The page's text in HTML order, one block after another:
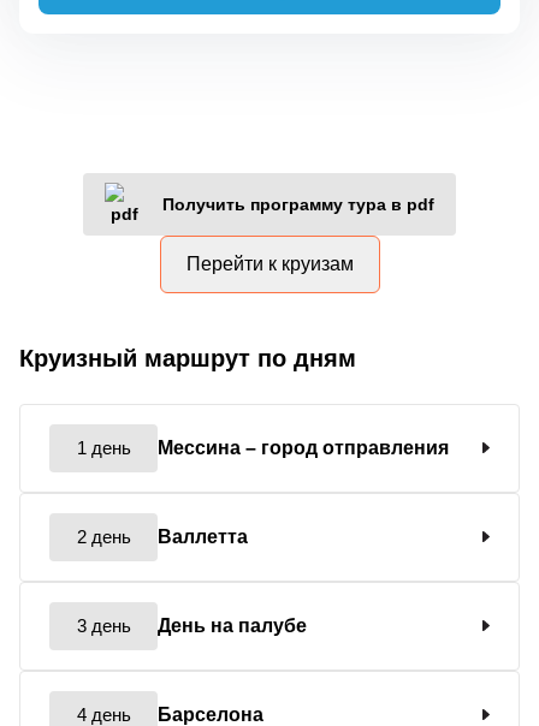
Получить программу тура в pdf
Перейти к круизам
Круизный маршрут по дням
1 день Мессина – город отправления
2 день Валлетта
3 день День на палубе
4 день Барселона